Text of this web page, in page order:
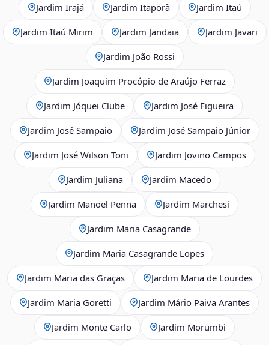
Jardim Irajá Jardim Itaporã Jardim Itaú
Jardim Itaú Mirim Jardim Jandaia Jardim Javari
Jardim João Rossi
Jardim Joaquim Procópio de Araújo Ferraz
Jardim Jóquei Clube Jardim José Figueira
Jardim José Sampaio Jardim José Sampaio Júnior
Jardim José Wilson Toni Jardim Jovino Campos
Jardim Juliana Jardim Macedo
Jardim Manoel Penna Jardim Marchesi
Jardim Maria Casagrande
Jardim Maria Casagrande Lopes
Jardim Maria das Graças Jardim Maria de Lourdes
Jardim Maria Goretti Jardim Mário Paiva Arantes
Jardim Monte Carlo Jardim Morumbi